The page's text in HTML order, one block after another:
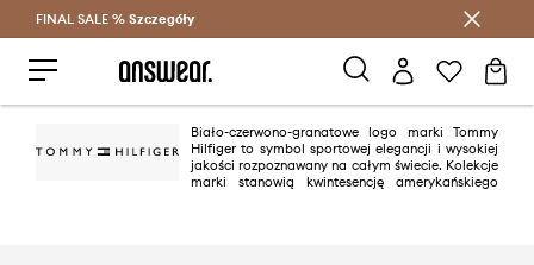
Oszczędzaj z Answear Club >
FINAL SALE % Szczegóły
Biało-czerwono-granatowe logo marki Tommy
Hilfiger to symbol sportowej elegancji i wysokiej
jakości rozpoznawany na całym świecie. Kolekcje
marki stanowią kwintesencję amerykańskiego